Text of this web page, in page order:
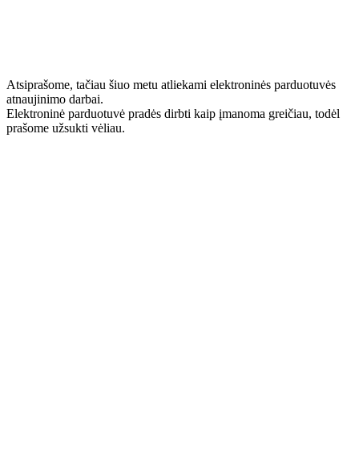
Atsiprašome, tačiau šiuo metu atliekami elektroninės parduotuvės
atnaujinimo darbai.
Elektroninė parduotuvė pradės dirbti kaip įmanoma greičiau, todėl
prašome užsukti vėliau.